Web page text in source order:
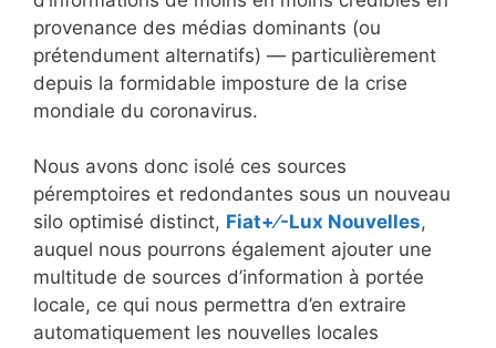
provenance des médias dominants (ou
prétendument alternatifs) — particulièrement
depuis la formidable imposture de la crise
mondiale du coronavirus.
Nous avons donc isolé ces sources
péremptoires et redondantes sous un nouveau
silo optimisé distinct, Fiat+⁄-Lux Nouvelles,
auquel nous pourrons également ajouter une
multitude de sources d’information à portée
locale, ce qui nous permettra d’en extraire
automatiquement les nouvelles locales